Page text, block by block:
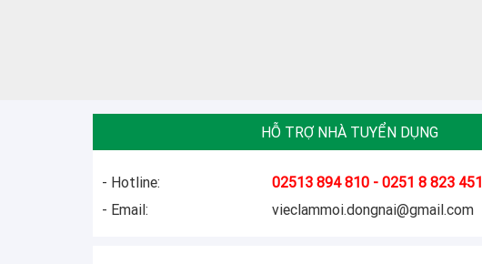
HỖ TRỢ NHÀ TUYỂN DỤNG
- Hotline:
02513 894 810 - 0251 8 823 451
- Email:
vieclammoi.dongnai@gmail.com